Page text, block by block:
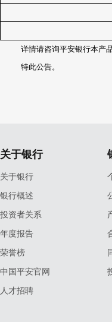
详情请咨询平安银行本产
特此公告。
关于银行
关于银行
银行概述
投资者关系
年度报告
荣誉榜
中国平安官网
人才招聘